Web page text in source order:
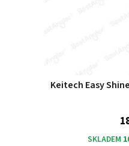
Keitech Easy
SKLADEM